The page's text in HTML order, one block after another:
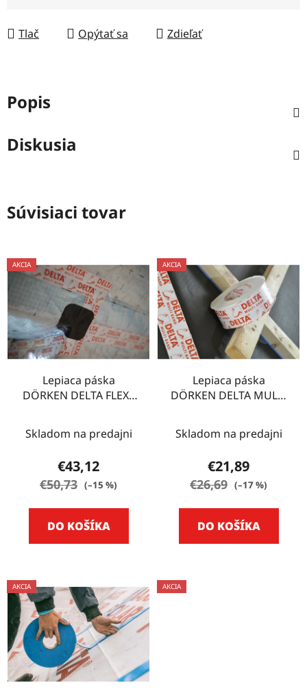
Tlač
Opýtať sa Zdieľať
Popis
Diskusia
Súvisiaci tovar
AKCIA
Lepiaca páska
DÖRKEN DELTA FLEXX
Skladom na predajni
€43,12
€50,73 (–15 %)
DO KOŠÍKA
AKCIA
Lepiaca páska
DÖRKEN DELTA MULTI
Skladom na predajni
€21,89
€26,69 (–17 %)
DO KOŠÍKA
AKCIA AKCIA